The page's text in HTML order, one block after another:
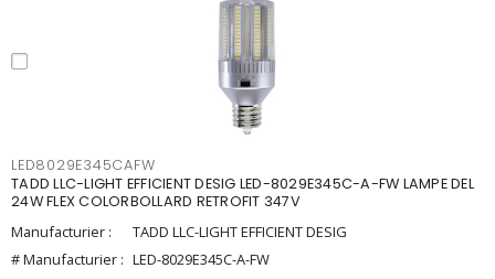
LED8029E345CAFW
TADD LLC-LIGHT EFFICIENT DESIG LED-8029E345C-A-FW LAMPE DEL
24W FLEX COLORBOLLARD RETROFIT 347V
Manufacturier :
TADD LLC-LIGHT EFFICIENT DESIG
# Manufacturier : LED-8029E345C-A-FW